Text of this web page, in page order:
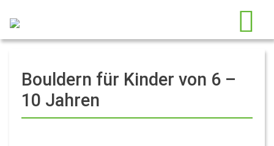
Bouldern für Kinder von 6 –
10 Jahren